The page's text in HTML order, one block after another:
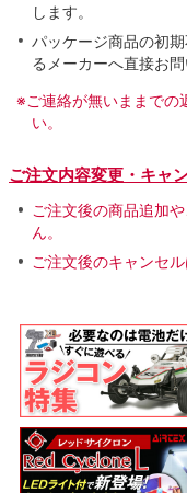
します。
パッケージ商品の初
るメーカーへ直接お問
※ご連絡が無いままでの
い。
ご注文内容変更・キャ
ご注文後の商品追加
ん。
ご注文後のキャンセ